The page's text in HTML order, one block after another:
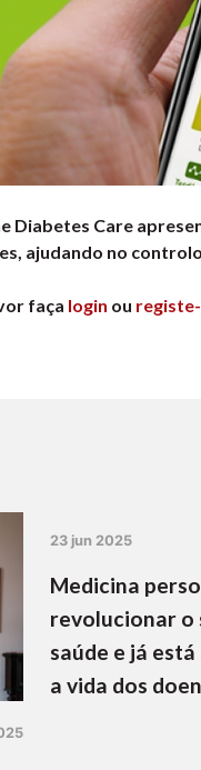
Diabetes Care
ajudando no
faça login ou
23 jun 2025
Medicina
revolucionar o
saúde e já
a vida dos